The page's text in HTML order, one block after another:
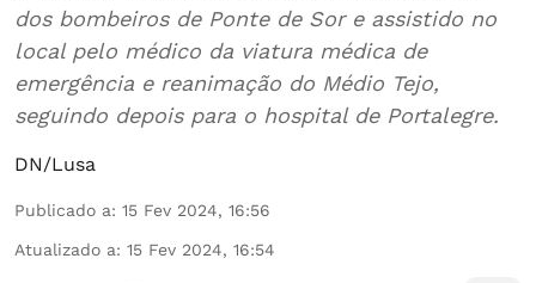
dos bombeiros de Ponte de Sor e assistido no
local pelo médico da viatura médica de
emergência e reanimação do Médio Tejo,
seguindo depois para o hospital de Portalegre.
DN/Lusa
Publicado a: 15 Fev 2024, 16:56
Atualizado a: 15 Fev 2024, 16:54